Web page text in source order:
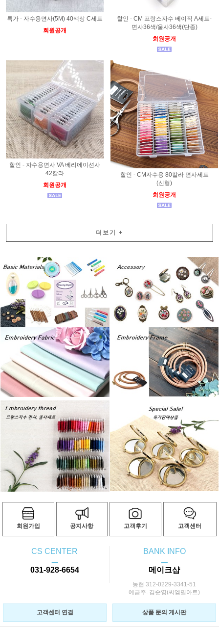
특가 - 자수용면사(5M) 40색상 C세트
회원공개
할인 - CM 프랑스자수 베이직 A세트-
면사36색/울사36색(단종)
회원공개
할인 - 자수용면사 VA 베리에이션사
42칼라
회원공개
할인 - CM자수용 80칼라 면사세트
(신형)
회원공개
더보기 +
회원가입 공지사항 고객후기 고객센터
CS CENTER
ㅡ
031-928-6654
BANK INFO
ㅡ
메이크샵
농협 312-0229-3341-51
예금주: 김순영(씨엠필아트)
고객센터 연결 상품 문의 게시판